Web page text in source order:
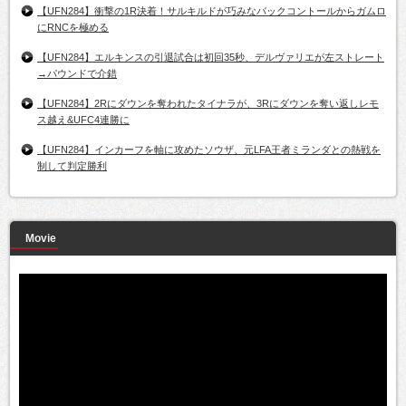
【UFN284】衝撃の1R決着！サルキルドが巧みなバックコントールからガムロ
にRNCを極める
【UFN284】エルキンスの引退試合は初回35秒、デルヴァリエが左ストレート
→パウンドで介錯
【UFN284】2Rにダウンを奪われたタイナラが、3Rにダウンを奪い返しレモ
ス越え&UFC4連勝に
【UFN284】インカーフを軸に攻めたソウザ、元LFA王者ミランダとの熱戦を
制して判定勝利
Movie